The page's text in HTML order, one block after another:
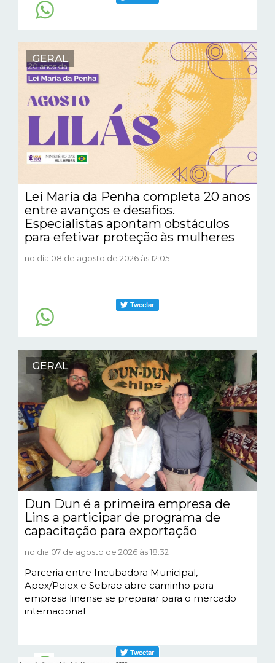
GERAL
Lei Maria da Penha completa 20 anos
entre avanços e desafios.
Especialistas apontam obstáculos
para efetivar proteção às mulheres
no dia 08 de agosto de 2026 às 12:05
GERAL
Dun Dun é a primeira empresa de
Lins a participar de programa de
capacitação para exportação
no dia 07 de agosto de 2026 às 18:32
Parceria entre Incubadora Municipal,
Apex/Peiex e Sebrae abre caminho para
empresa linense se preparar para o mercado
internacional